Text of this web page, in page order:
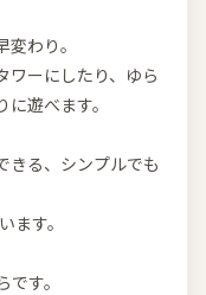
わり。
ワーにしたり、ゆら
遊べます。
きる、シンプルでも
ます。
す。